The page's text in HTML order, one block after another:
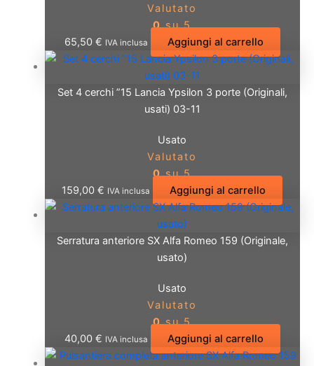
Valutato
0su 5
65,50 € IVA inclusa Aggiungi al carrello
Set 4 cerchi ”15 Lancia Ypsilon 3 porte (Originali,
usati) 03-11
Usato
Valutato
0su 5
159,00€ IVA inclusa Aggiungi al carrello
Serratura anteriore SX Alfa Romeo 159 (Originale,
usato)
Usato
Valutato
0su 5
40,00 € IVA inclusa Aggiungi al carrello